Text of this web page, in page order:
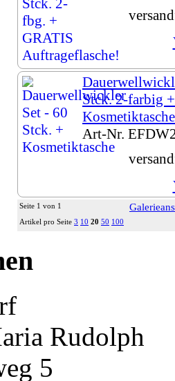
Stck. 2-farbig +
Kosmetiktasche
Art-Nr.
Seite 1 von 1
Artikel pro Seite 3 10 20 50 100
Rudolph
5